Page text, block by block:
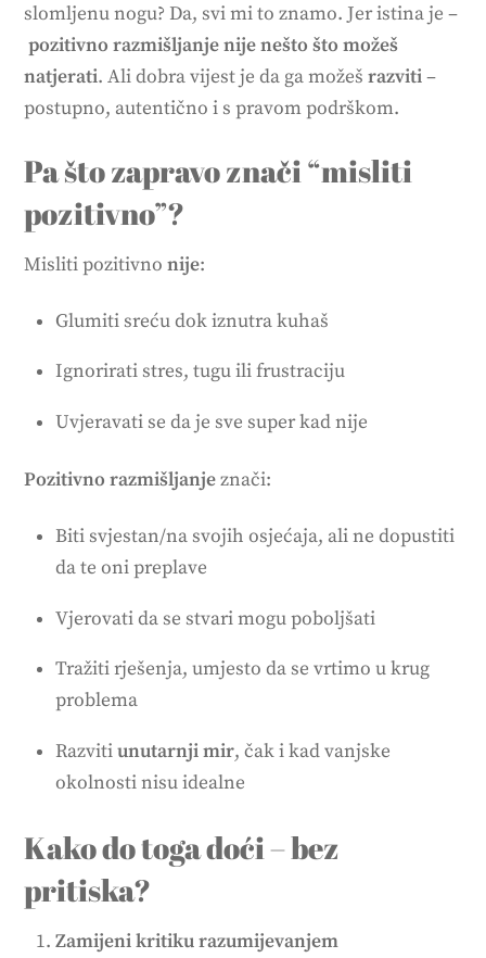
slomljenu nogu? Da, svi mi to znamo. Jer istina je –
pozitivno razmišljanje nije nešto što možeš
natjerati. Ali dobra vijest je da ga možešrazviti–
postupno, autentično i s pravom podrškom.
Pa što zapravo znači “misliti
pozitivno”?
Misliti pozitivnonije:
Glumiti sreću dok iznutra kuhaš
Ignorirati stres, tugu ili frustraciju
Uvjeravati se da je sve super kad nije
Pozitivno razmišljanjeznači:
Biti svjestan/na svojih osjećaja, ali ne dopustiti
da te oni preplave
Vjerovati da se stvari mogu poboljšati
Tražiti rješenja, umjesto da se vrtimo u krug
problema
Razvitiunutarnji mir, čak i kad vanjske
okolnosti nisu idealne
Kako do toga doći – bez
pritiska?
Zamijeni kritiku razumijevanjem